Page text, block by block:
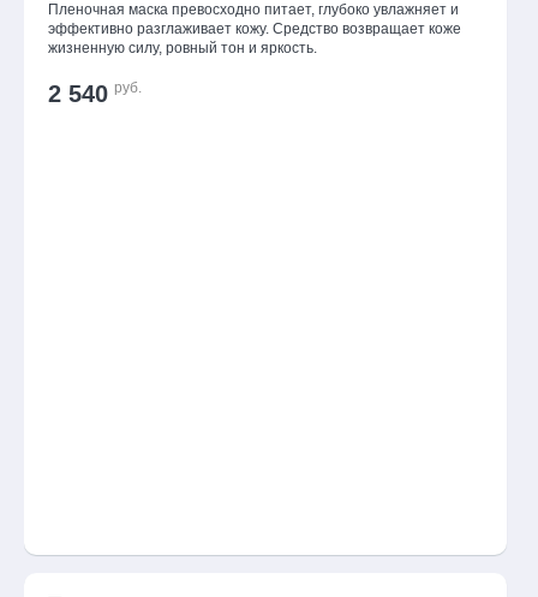
гаммаПленочная маска превосходно питает, глубоко увлажняет и
эффективно разглаживает кожу. Средство возвращает коже
жизненную силу, ровный тон и яркость.
2 540 руб.